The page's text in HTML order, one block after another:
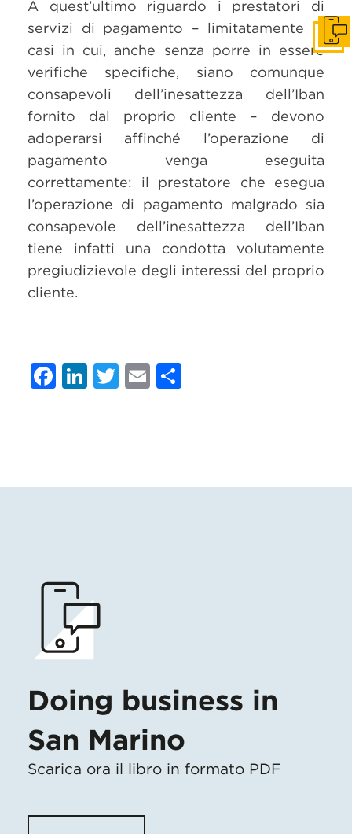
A quest’ultimo riguardo i prestatori di
servizi di pagamento – limitatamente ai
casi in cui, anche senza porre in essere
verifiche specifiche, siano comunque
consapevoli dell’inesattezza dell’Iban
fornito dal proprio cliente – devono
adoperarsi affinché l’operazione di
pagamento venga eseguita
correttamente: il prestatore che esegua
l’operazione di pagamento malgrado sia
consapevole dell’inesattezza dell’Iban
tiene infatti una condotta volutamente
pregiudizievole degli interessi del proprio
cliente.
Facebook
LinkedIn
Twitter
Email
Doing business in
San Marino
Scarica ora il libro in formato PDF
Get